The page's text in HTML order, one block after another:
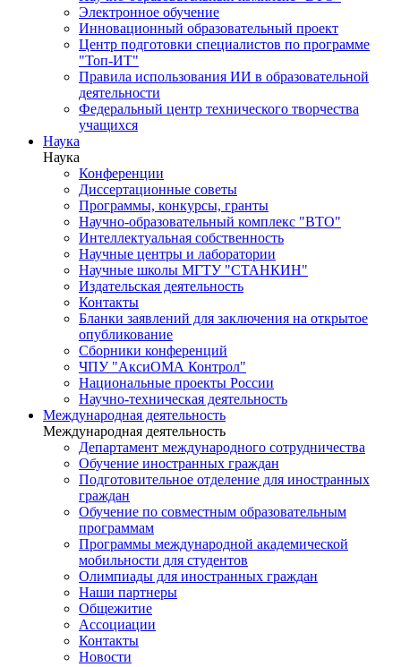
Электронное обучение
Инновационный образовательный проект
Центр подготовки специалистов по программе
"Топ-ИТ"
Правила использования ИИ в образовательной
деятельности
Федеральный центр технического творчества
учащихся
Наука
Наука
Конференции
Диссертационные советы
Программы, конкурсы, гранты
Научно-образовательный комплекс "ВТО"
Интеллектуальная собственность
Научные центры и лаборатории
Научные школы МГТУ "СТАНКИН"
Издательская деятельность
Контакты
Бланки заявлений для заключения на открытое
опубликование
Сборники конференций
ЧПУ "АксиОМА Контрол"
Национальные проекты России
Научно-техническая деятельность
Международная деятельность
Международная деятельность
Департамент международного сотрудничества
Обучение иностранных граждан
Подготовительное отделение для иностранных
граждан
Обучение по совместным образовательным
программам
Программы международной академической
мобильности для студентов
Олимпиады для иностранных граждан
Наши партнеры
Общежитие
Ассоциации
Контакты
Новости